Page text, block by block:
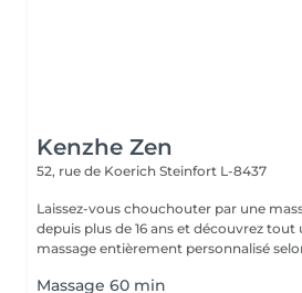
Kenzhe Zen
52, rue de Koerich Steinfort L-8437
Laissez-vous chouchouter par une
depuis plus de 16 ans et découvrez
massage entièrement personnalisé
Massage 60 min